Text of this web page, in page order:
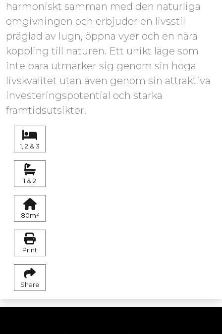
harmoniskt samman med den naturliga
omgivningen och erbjuder en livsstil
präglad av lugn, öppna vyer och en nära
koppling till naturen. Ett unikt läge som
inte bara utmärker sig genom sin höga
livskvalitet utan även genom sin attraktiva
investeringspotential och starka
framtidsutsikter.
1, 2 & 3
1 & 2
80m²
Print
Share